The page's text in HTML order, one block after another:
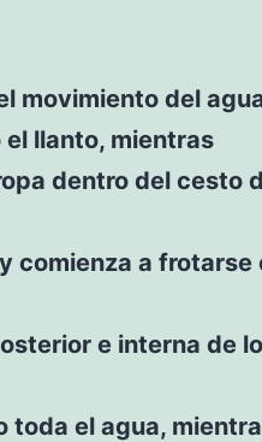
movimiento del
llanto, mientras
dentro del cesto
comienza a frotarse
e interna de
toda el agua,